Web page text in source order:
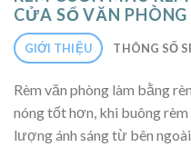
CỬA SỔ VĂN PHÒNG
GIỚI THIỆU THÔNG SỐ
Rèm văn phòng làm bằng
nóng tốt hơn, khi buông
lượng ánh sáng từ bên